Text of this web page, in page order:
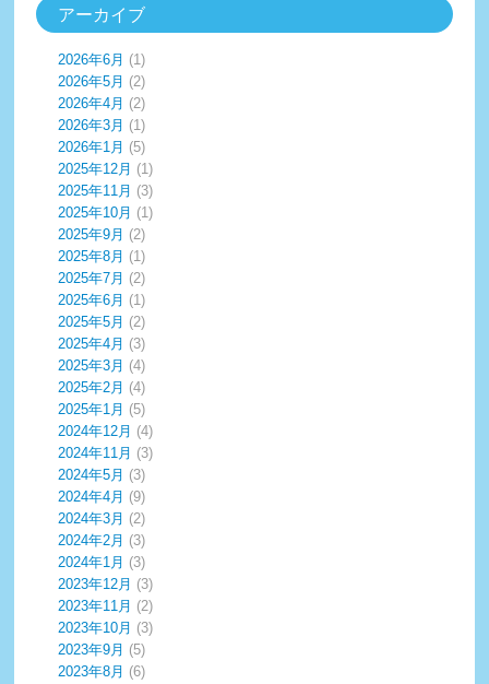
アーカイブ
2026年6月 (1)
2026年5月 (2)
2026年4月 (2)
2026年3月 (1)
2026年1月 (5)
2025年12月 (1)
2025年11月 (3)
2025年10月 (1)
2025年9月 (2)
2025年8月 (1)
2025年7月 (2)
2025年6月 (1)
2025年5月 (2)
2025年4月 (3)
2025年3月 (4)
2025年2月 (4)
2025年1月 (5)
2024年12月 (4)
2024年11月 (3)
2024年5月 (3)
2024年4月 (9)
2024年3月 (2)
2024年2月 (3)
2024年1月 (3)
2023年12月 (3)
2023年11月 (2)
2023年10月 (3)
2023年9月 (5)
2023年8月 (6)